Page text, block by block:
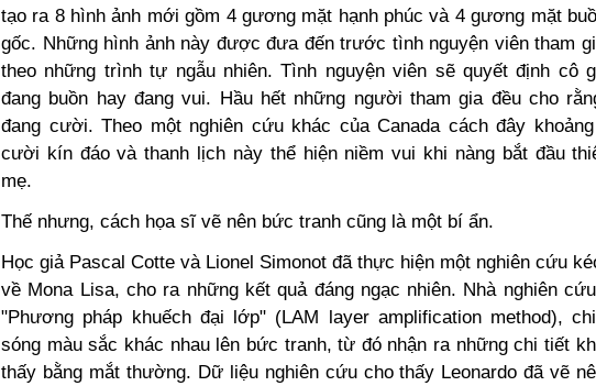
tạo ra 8 hình ảnh mới gồm 4 gương mặt hạnh phúc và 4 gương mặt
gốc. Những hình ảnh này được đưa đến trước tình nguyện viên tham
theo những trình tự ngẫu nhiên. Tình nguyện viên sẽ quyết định cô
đang buồn hay đang vui. Hầu hết những người tham gia đều cho
đang cười. Theo một nghiên cứu khác của Canada cách đây
cười kín đáo và thanh lịch này thể hiện niềm vui khi nàng bắt đầu
mẹ.
Thế nhưng, cách họa sĩ vẽ nên bức tranh cũng là một bí ẩn.
Học giả Pascal Cotte và Lionel Simonot đã thực hiện một nghiên cứu
về Mona Lisa, cho ra những kết quả đáng ngạc nhiên. Nhà nghiên
"Phương pháp khuếch đại lớp" (LAM layer amplification method),
sóng màu sắc khác nhau lên bức tranh, từ đó nhận ra những chi tiết
thấy bằng mắt thường. Dữ liệu nghiên cứu cho thấy Leonardo đã vẽ